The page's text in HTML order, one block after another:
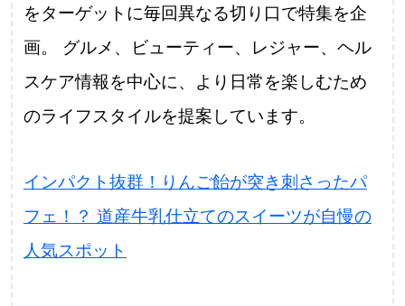
をターゲットに毎回異なる切り口で特集を企
画。 グルメ、ビューティー、レジャー、ヘル
スケア情報を中心に、より日常を楽しむため
のライフスタイルを提案しています。
インパクト抜群！りんご飴が突き刺さったパ
フェ！？ 道産牛乳仕立てのスイーツが自慢の
人気スポット